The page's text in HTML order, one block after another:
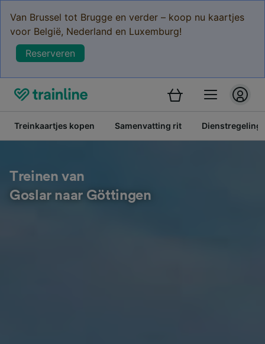
Van Brussel tot Brugge en verder – koop nu kaartjes
voor België, Nederland en Luxemburg!
Reserveren
Treinkaartjes kopen Samenvatting rit Dienstregeling
Treinen van
Goslar naar Göttingen